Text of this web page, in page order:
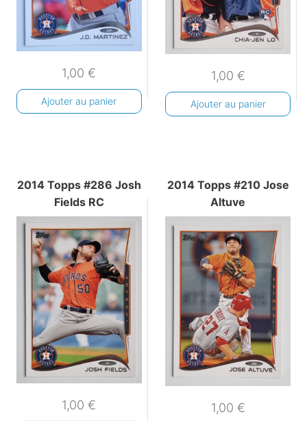
1,00€
Ajouter au panier
1,00 €
Ajouter au panier
2014 Topps #286 Josh
Fields RC
1,00€
2014 Topps #210 Jose
Altuve
1,00 €